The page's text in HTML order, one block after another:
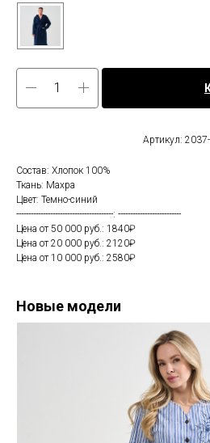
Артикул:
Состав: Хлопок 100%
Ткань: Махра
Цвет: Темно-синий
----------------------------------------: --------------------------
Цена от 50 000 руб.: 1840₽
Цена от 20 000 руб.: 2120₽
Цена от 10 000 руб.: 2580₽
Новые модели